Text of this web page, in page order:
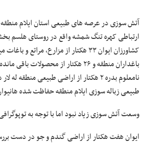
آتش سوزی در عرصه های طبیعی استان ایلام
نامعلوم بدره ۲ هکتار از اراضی
طبیعی زباله سوزی ایلام منطقه حفاظت شده
وسعت آتش سوزی زیاد نبود اما با توجه به
ایوان هفت هکتار از اراضی گندم و جو در دست